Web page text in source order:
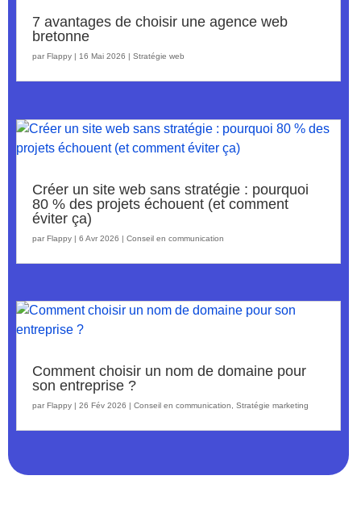
7 avantages de choisir une agence web
bretonne
par Flappy | 16 Mai 2026 | Stratégie web
Créer un site web sans stratégie : pourquoi
80 % des projets échouent (et comment
éviter ça)
par Flappy | 6 Avr 2026 | Conseil en communication
Comment choisir un nom de domaine pour
son entreprise ?
par Flappy | 26 Fév 2026 | Conseil en communication Stratégie marketing